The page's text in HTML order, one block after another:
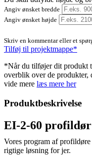
Angiv ønsket bredde
Angiv ønsket højde
Skriv en kommentar eller et
Tilføj til projektmappe*
*Når du tilføjer dit produkt
overblik over de produkter,
vide mere læs mere her
Produktbeskrivelse
EI-2-60
Vores program af
rigtige løsning for jer.